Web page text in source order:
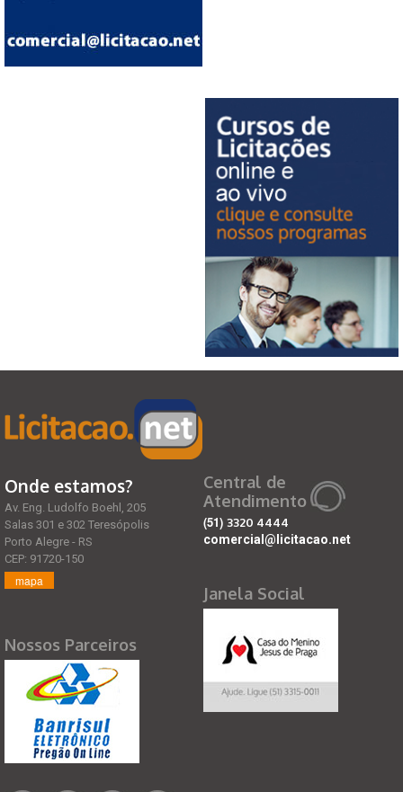
Onde estamos?
Av. Eng. Ludolfo Boehl, 205
Salas 301 e 302 Teresópolis
Porto Alegre - RS
CEP: 91720-150
mapa
Nossos Parceiros
Central de
Atendimento
(51) 3320 4444
comercial@licitacao.net
Janela Social